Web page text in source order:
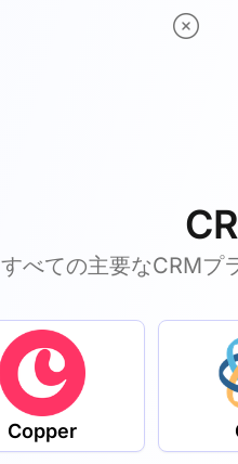
すべての主要なCRMプ
Copper